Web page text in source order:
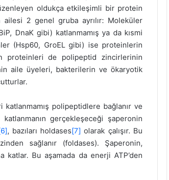
oldukça etkileşimli bir protein
2 genel gruba ayrılır: Moleküler
DnaK gibi) katlanmamış ya da kısmi
(Hsp60, GroEL gibi) ise proteinlerin
proteinleri de polipeptid zincirlerinin
aile üyeleri, bakterilerin ve ökaryotik
polipeptidlere bağlanır ve
katlanmanın gerçekleşeceği şaperonin
, bazıları holdases[7] olarak çalışır. Bu
sağlanır (foldases). Şaperonin,
Bu aşamada da enerji ATP’den